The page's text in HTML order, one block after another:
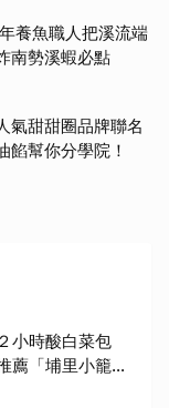
養魚職人把溪流端
南勢溪蝦必點
氣甜甜圈品牌聯名
餡幫你分學院！
小時酸白菜包
薦「埔里小籠